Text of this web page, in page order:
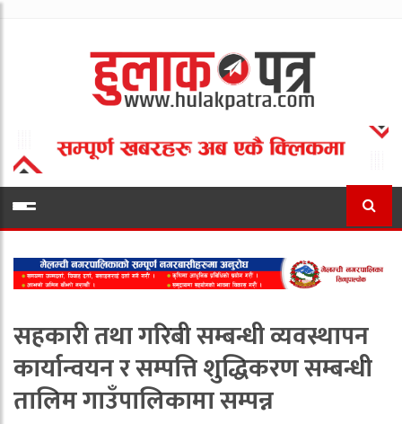
सहकारी तथा गरिबी सम्बन्धी व्यवस्थापन
कार्यान्वयन र सम्पत्ति शुद्धिकरण सम्बन्धी
तालिम गाउँपालिकामा सम्पन्न